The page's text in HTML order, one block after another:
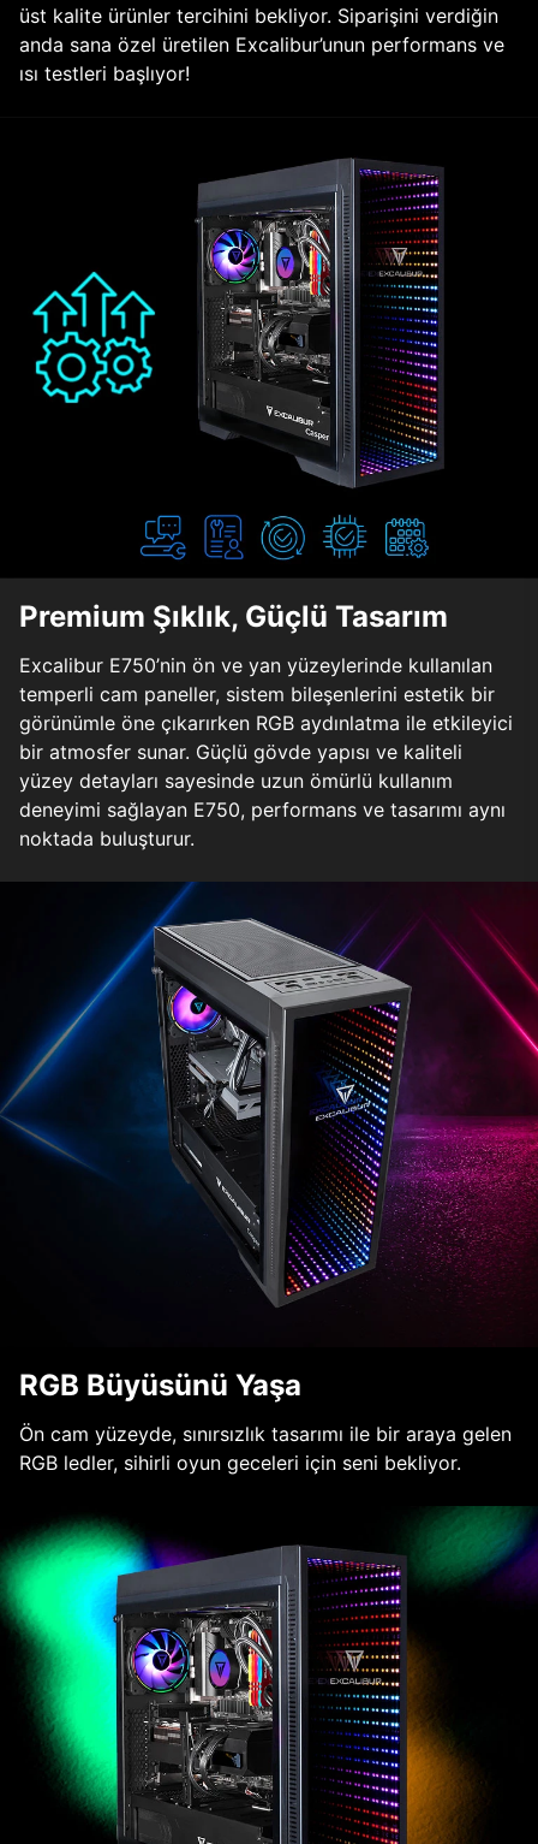
üst kalite ürünler tercihini bekliyor. Siparişini verdiğin
anda sana özel üretilen Excalibur’unun performans ve
ısı testleri başlıyor!
Premium Şıklık, Güçlü Tasarım
Excalibur E750’nin ön ve yan yüzeylerinde kullanılan
temperli cam paneller, sistem bileşenlerini estetik bir
görünümle öne çıkarırken RGB aydınlatma ile etkileyici
bir atmosfer sunar. Güçlü gövde yapısı ve kaliteli
yüzey detayları sayesinde uzun ömürlü kullanım
deneyimi sağlayan E750, performans ve tasarımı aynı
noktada buluşturur.
RGB Büyüsünü Yaşa
Ön cam yüzeyde, sınırsızlık tasarımı ile bir araya gelen
RGB ledler, sihirli oyun geceleri için seni bekliyor.